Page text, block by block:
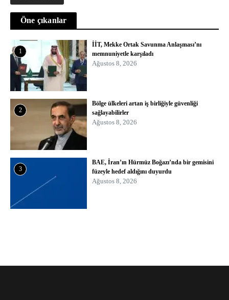
Öne çıkanlar
1
İİT, Mekke Ortak Savunma Anlaşması’nı
memnuniyetle karşıladı
Ağustos 8, 2026
2
Bölge ülkeleri artan iş birliğiyle güvenliği
sağlayabilirler
Ağustos 8, 2026
3
BAE, İran’ın Hürmüz Boğazı’nda bir gemisini
füzeyle hedef aldığını duyurdu
Ağustos 8, 2026